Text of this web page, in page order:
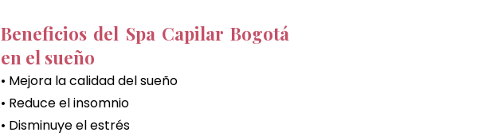
Beneficios del Spa Capilar Bogotá
en el sueño
• Mejora la calidad del sueño
• Reduce el insomnio
• Disminuye el estrés